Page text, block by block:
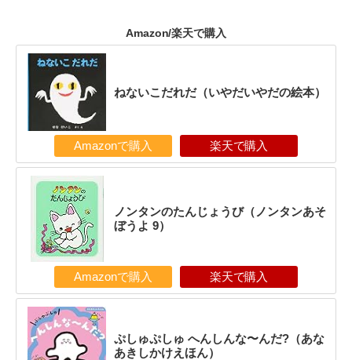
Amazon/楽天で購入
ねないこだれだ（いやだいやだの絵本）
Amazonで購入 楽天で購入
ノンタンのたんじょうび（ノンタンあそ
ぼうよ 9）
Amazonで購入 楽天で購入
ぷしゅぷしゅ へんしんな〜んだ?（あな
あきしかけえほん）